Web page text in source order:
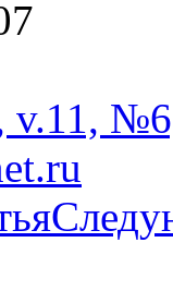
v.11,